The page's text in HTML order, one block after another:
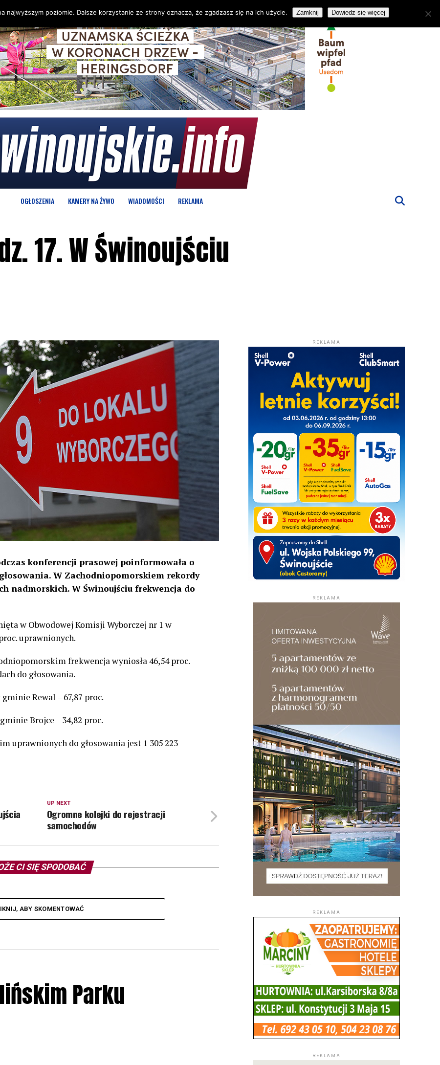
OGŁOSZENIA KAMERY NA ŻYWO WIADOMOŚCI REKLAMA
17. W Świnoujściu
konferencji prasowej poinformowała o
W Zachodniopomorskiem rekordy
nadmorskich. W Świnoujściu frekwencja do
w Obwodowej Komisji Wyborczej nr 1 w
uprawnionych.
frekwencja wyniosła 46,54 proc.
do głosowania.
Rewal – 67,87 proc.
Brojce – 34,82 proc.
uprawnionych do głosowania jest 1 305 223
UP NEXT
Ogromne kolejki do rejestracji
samochodów
CI SIĘ SPODOBAĆ
ABY SKOMENTOWAĆ
Parku
REKLAMA
REKLAMA
REKLAMA
REKLAMA
najwyższym poziomie. Dalsze korzystanie ze strony oznacza, że zgadzasz się na ich użycie. Zamknij Dowiedz się więcej